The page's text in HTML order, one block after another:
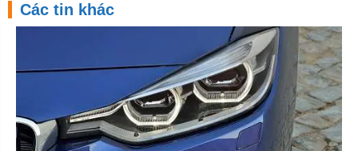
Các tin khác